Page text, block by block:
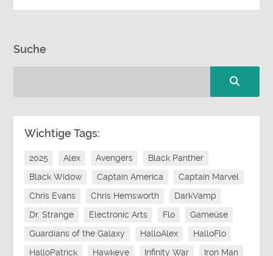
Suche
Wichtige Tags:
2025 Alex Avengers
Black Panther
Black Widow
Captain America
Captain Marvel
Chris Evans
Chris Hemsworth
DarkVamp
Dr. Strange
Electronic Arts Flo
Gameüse
Guardians of the Galaxy
HalloAlex
HalloFlo
HalloPatrick
Hawkeye Infinity War
Iron Man